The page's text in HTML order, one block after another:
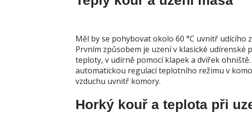
Měl by se pohybovat okolo 60 °C uvnitř udícího
Prvním způsobem je uzení v klasické
teploty, v udírně pomocí klapek a dvířek
automatickou regulací teplotního režimu v
vzduchu uvnitř komory.
Horký kouř a teplota při